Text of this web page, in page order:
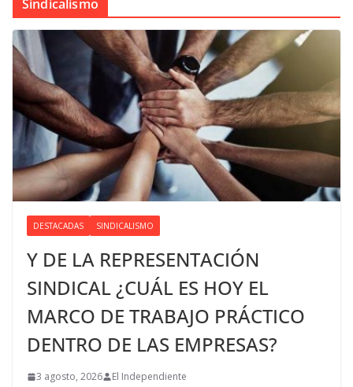
Sindicalismo
DESTACADAS SINDICALISMO
Y DE LA REPRESENTACIÓN
SINDICAL ¿CUÁL ES HOY EL
MARCO DE TRABAJO PRÁCTICO
DENTRO DE LAS EMPRESAS?
3 agosto, 2026 El Independiente